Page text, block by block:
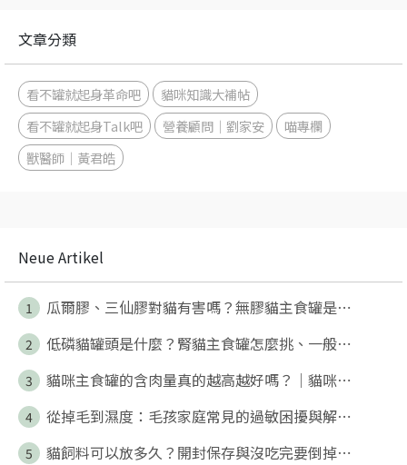
文章分類
看不罐就起身革命吧
貓咪知識大補帖
看不罐就起身Talk吧
營養顧問｜劉家安
喵專欄
獸醫師｜黃君皓
Neue Artikel
1 瓜爾膠、三仙膠對貓有害嗎？無膠貓主食罐是⋯
2 低磷貓罐頭是什麼？腎貓主食罐怎麼挑、一般⋯
3 貓咪主食罐的含肉量真的越高越好嗎？｜貓咪⋯
4 從掉毛到濕度：毛孩家庭常見的過敏困擾與解⋯
5 貓飼料可以放多久？開封保存與沒吃完要倒掉⋯